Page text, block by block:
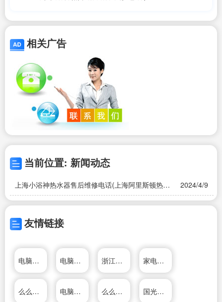
顿热水器售后服务电话?阿里斯顿
相关广告
当前位置: 新闻动态
上海小浴神热水器售后维修电话(上海阿里斯顿热水
器维修电话???阿里斯顿热水器售后服务电话?阿里
斯顿热...)
2024/4/9
友情链接
电脑维修知识网 电脑维修技术网 浙江帅丰电器有限公司 家电维修资料网
么么直播 电脑维修技术网 么么直播 国光电器股份有限公司